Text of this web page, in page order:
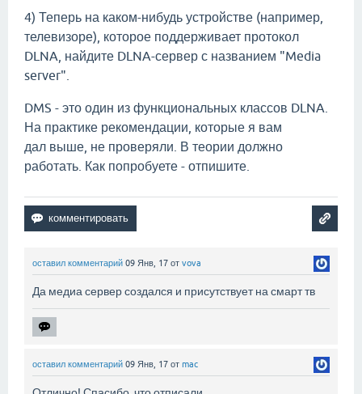
4) Теперь на каком-нибудь устройстве (например,
телевизоре), которое поддерживает протокол
DLNA, найдите DLNA-сервер с названием "Media
server".
DMS - это один из функциональных классов DLNA.
На практике рекомендации, которые я вам
дал выше, не проверяли. В теории должно
работать. Как попробуете - отпишите.
оставил комментарий 09 Янв, 17 от vova
Да медиа сервер создался и присутствует на смарт тв
оставил комментарий 09 Янв, 17 от mac